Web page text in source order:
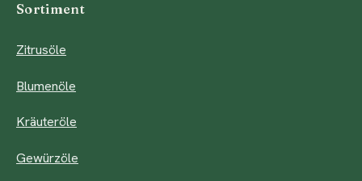
Sortiment
Zitrusöle
Blumenöle
Kräuteröle
Gewürzöle